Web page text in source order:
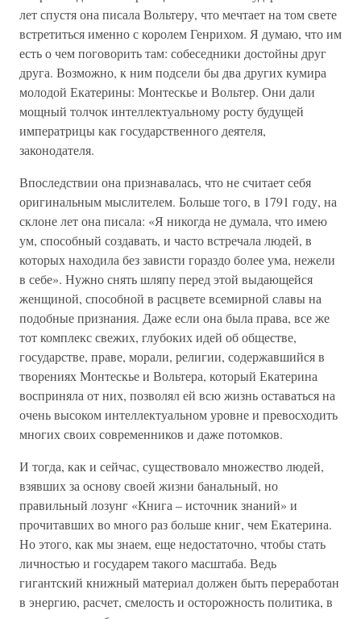
лет спустя она писала Вольтеру, что мечтает на том свете
встретиться именно с королем Генрихом. Я думаю, что им
есть о чем поговорить там: собеседники достойны друг
друга. Возможно, к ним подсели бы два других кумира
молодой Екатерины: Монтескье и Вольтер. Они дали
мощный толчок интеллектуальному росту будущей
императрицы как государственного деятеля,
законодателя.
Впоследствии она признавалась, что не считает себя
оригинальным мыслителем. Больше того, в 1791 году, на
склоне лет она писала: «Я никогда не думала, что имею
ум, способный создавать, и часто встречала людей, в
которых находила без зависти гораздо более ума, нежели
в себе». Нужно снять шляпу перед этой выдающейся
женщиной, способной в расцвете всемирной славы на
подобные признания. Даже если она была права, все же
тот комплекс свежих, глубоких идей об обществе,
государстве, праве, морали, религии, содержавшийся в
творениях Монтескье и Вольтера, который Екатерина
восприняла от них, позволял ей всю жизнь оставаться на
очень высоком интеллектуальном уровне и превосходить
многих своих современников и даже потомков.
И тогда, как и сейчас, существовало множество людей,
взявших за основу своей жизни банальный, но
правильный лозунг «Книга – источник знаний» и
прочитавших во много раз больше книг, чем Екатерина.
Но этого, как мы знаем, еще недостаточно, чтобы стать
личностью и государем такого масштаба. Ведь
гигантский книжный материал должен быть переработан
в энергию, расчет, смелость и осторожность политика, в